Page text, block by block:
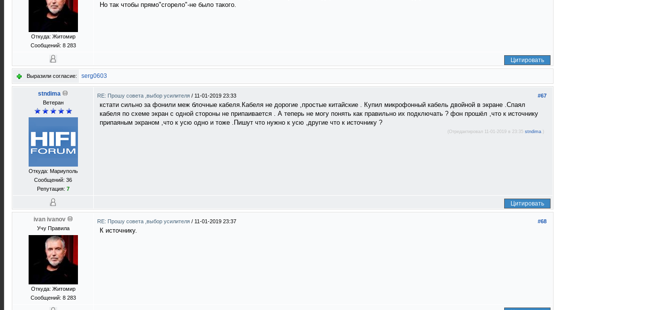
Откуда: Житомир
Сообщений: 8 283
Но так чтобы прямо"сгорело"-не было такого.
Цитировать
Выразили согласие: serg0603
stndima
Ветеран
Откуда: Мариуполь
Сообщений: 36
Репутация: 7
#67
RE: Прошу совета ,выбор усилителя / 11-01-2019 23:33
кстати сильно за фонили меж блочные кабеля.Кабеля не дорогие ,простые китайские . Купил микрофонный кабель двойной в экране .Спаял
кабеля по схеме экран с одной стороны не припаивается . А теперь не могу понять как правильно их подключать ? фон прошёл ,что к источнику
припаяным экраном ,что к усю одно и тоже .Пишут что нужно к усю ,другие что к источнику ?
(Отредактировал 11-01-2019 в 23:35 stndima.)
Цитировать
ivan ivanov
Учу Правила
Откуда: Житомир
Сообщений: 8 283
#68
RE: Прошу совета ,выбор усилителя / 11-01-2019 23:37
К источнику.